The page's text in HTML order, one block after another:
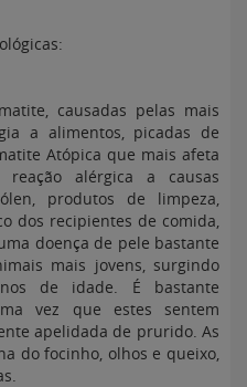
causadas pelas mais
a alimentos, picadas de
Atópica que mais afeta
alérgica a causas
produtos de limpeza,
dos recipientes de comida,
doença de pele bastante
mais jovens, surgindo
de idade. É bastante
vez que estes sentem
apelidada de prurido. As
do focinho, olhos e queixo,